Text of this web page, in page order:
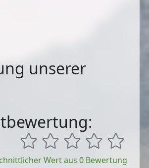
unserer
Wert aus 0 Bewertung